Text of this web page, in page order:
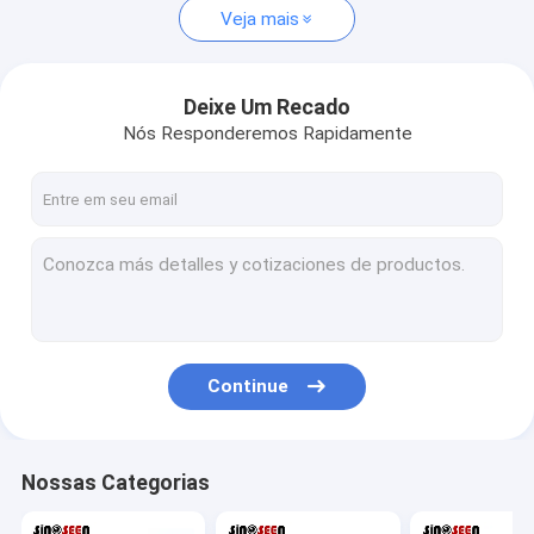
Veja mais
Deixe Um Recado
Nós Responderemos Rapidamente
Continue
Nossas Categorias